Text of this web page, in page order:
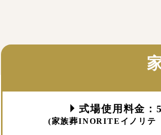
式場使用料金：
(家族葬INORITEイノリテ